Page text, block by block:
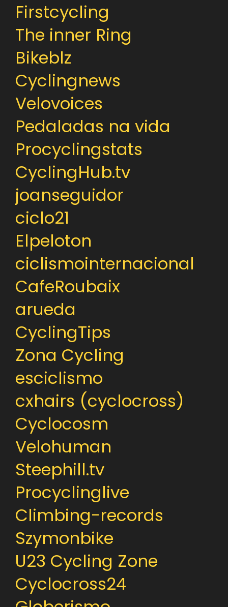
Firstcycling
The inner Ring
Bikeblz
Cyclingnews
Velovoices
Pedaladas na vida
Procyclingstats
CyclingHub.tv
joanseguidor
ciclo21
Elpeloton
ciclismointernacional
CafeRoubaix
arueda
CyclingTips
Zona Cycling
esciclismo
cxhairs (cyclocross)
Cyclocosm
Velohuman
Steephill.tv
Procyclinglive
Climbing-records
Szymonbike
U23 Cycling Zone
Cyclocross24